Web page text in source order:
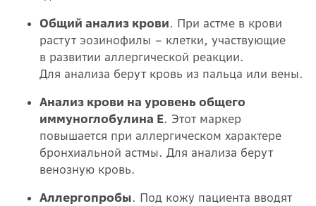
Общий анализ крови. При астме в крови
растут эозинофилы – клетки, участвующие
в развитии аллергической реакции.
Для анализа берут кровь из пальца или вены.
Анализ крови на уровень общего
иммуноглобулина E. Этот маркер
повышается при аллергическом характере
бронхиальной астмы. Для анализа берут
венозную кровь.
Аллергопробы. Под кожу пациента вводят